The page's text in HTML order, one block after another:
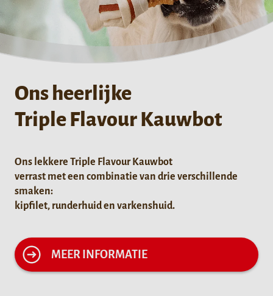
Ons heerlijke
Triple Flavour Kauwbot
Ons lekkere Triple Flavour Kauwbot
verrast met een combinatie van drie verschillende
smaken:
kipfilet, runderhuid en varkenshuid.
MEER INFORMATIE